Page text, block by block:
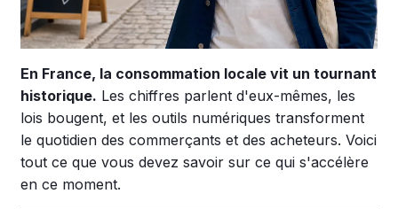
Devenir vendeur
Mon compte
En France, la consommation locale vit un tournant
historique. Les chiffres parlent d'eux-mêmes, les
lois bougent, et les outils numériques transforment
le quotidien des commerçants et des acheteurs. Voici
tout ce que vous devez savoir sur ce qui s'accélère
en ce moment.